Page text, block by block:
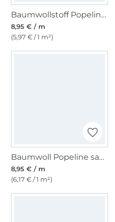
Baumwollstoff Popeline beere
8,95 € / m
(5,97 € / 1 m²)
Baumwoll Popeline sand
8,95 € / m
(6,17 € / 1 m²)